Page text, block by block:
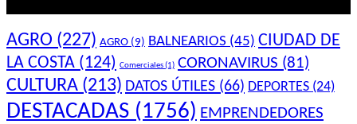
AGRO (227) AGRO (9) BALNEARIOS (45) CIUDAD DE
LA COSTA (124) Comerciales(1) CORONAVIRUS (81)
CULTURA (213) DATOS ÚTILES (66) DEPORTES (24)
DESTACADAS (1756) EMPRENDEDORES